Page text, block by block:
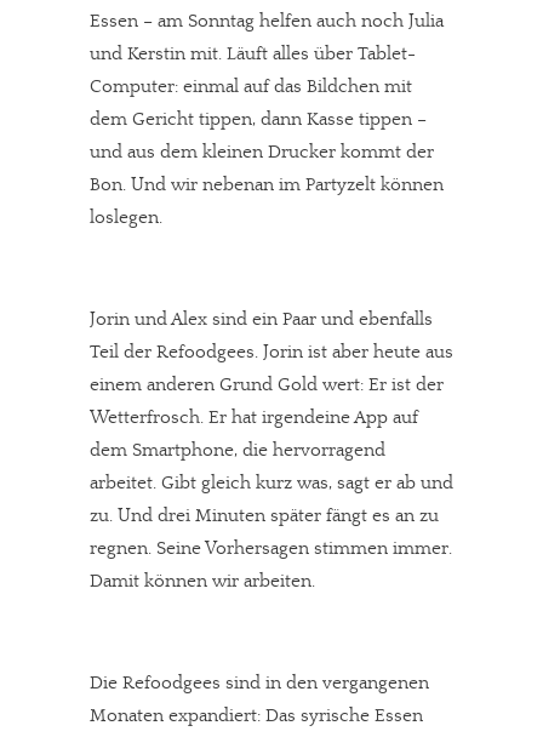
Essen – am Sonntag helfen auch noch Julia
und Kerstin mit. Läuft alles über Tablet-
Computer: einmal auf das Bildchen mit
dem Gericht tippen, dann Kasse tippen –
und aus dem kleinen Drucker kommt der
Bon. Und wir nebenan im Partyzelt können
loslegen.
Jorin und Alex sind ein Paar und ebenfalls
Teil der Refoodgees. Jorin ist aber heute aus
einem anderen Grund Gold wert: Er ist der
Wetterfrosch. Er hat irgendeine App auf
dem Smartphone, die hervorragend
arbeitet. Gibt gleich kurz was, sagt er ab und
zu. Und drei Minuten später fängt es an zu
regnen. Seine Vorhersagen stimmen immer.
Damit können wir arbeiten.
Die Refoodgees sind in den vergangenen
Monaten expandiert: Das syrische Essen